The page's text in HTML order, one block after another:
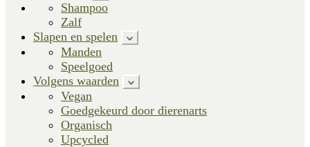
Shampoo
Zalf
Slapen en spelen
Manden
Speelgoed
Volgens waarden
Vegan
Goedgekeurd door dierenarts
Organisch
Upcycled